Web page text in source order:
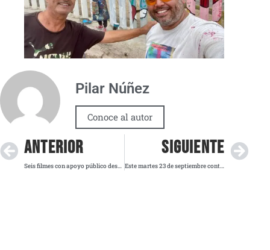
Pilar Núñez
Conoce al autor
ANTERIOR
Seis filmes con apoyo público destacan en los Premios Ariel 2025
SIGUIENTE
Este martes 23 de septiembre continúa el Hoy No Circula en la Megalópolis